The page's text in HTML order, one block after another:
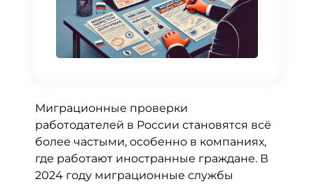
Миграционные проверки
работодателей в России становятся всё
более частыми, особенно в компаниях,
где работают иностранные граждане. В
2024 году миграционные службы